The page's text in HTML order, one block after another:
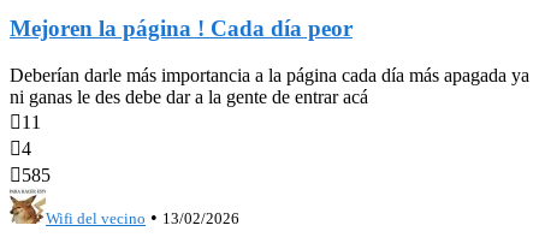
Mejoren la página ! Cada día peor
Deberían darle más importancia a la página cada día más apagada ya
ni ganas le des debe dar a la gente de entrar acá
11
4
585
Wifi del vecino • 13/02/2026